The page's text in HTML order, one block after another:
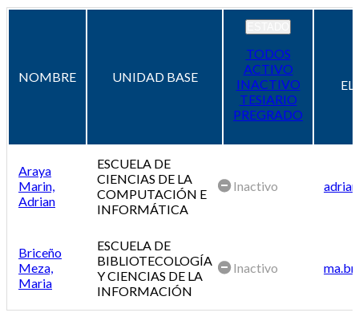
NOMBRE UNIDAD BASE
TODOS
ACTIVO
INACTIVO
TESIARIO
PREGRADO
Araya
Marin,
Adrian
ESCUELA DE
CIENCIAS DE LA
COMPUTACIÓN E
INFORMÁTICA
Inactivo
Briceño
Meza,
Maria
ESCUELA DE
BIBLIOTECOLOGÍA
Y CIENCIAS DE LA
INFORMACIÓN
Inactivo